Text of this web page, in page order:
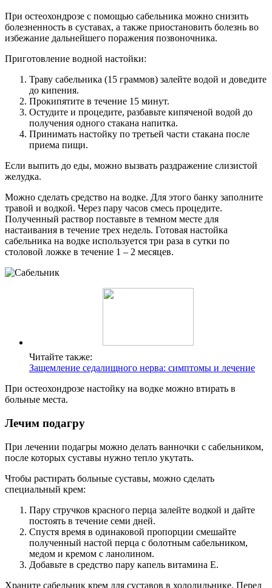
При остеохондрозе с помощью сабельника можно снизить
болезненность в суставах, а также приостановить болезнь во
избежание дальнейшего поражения позвоночника.
Приготовление водной настойки:
Траву сабельника (15 граммов) залейте водой и доведите
до кипения.
Прокипятите в течение 15 минут.
Остудите и процедите, разбавьте кипяченой водой до
получения одного стакана напитка.
Принимать настойку по третьей части стакана после
приема пищи.
Если выпить до еды, можно вызвать раздражение слизистой
желудка.
Можно сделать средство на водке. Для этого банку заполните
травой и водкой. Через пару часов смесь процедите.
Полученный раствор поставьте в темном месте для
настаивания в течение трех недель. Готовая настойка
сабельника на водке используется три раза в сутки по
столовой ложке в течение 1 – 2 месяцев.
Читайте также:
Защемление седалищного нерва: симптомы и лечение
При остеохондрозе настойку на водке можно втирать в
больные места.
Лечим подагру
При лечении подагры можно делать ванночки с сабельником,
после которых суставы нужно тепло укутать.
Чтобы растирать больные суставы, можно сделать
специальный крем:
Пару стручков красного перца залейте водкой и дайте
постоять в течение семи дней.
Спустя время в одинаковой пропорции смешайте
полученный настой перца с болотным сабельником,
медом и кремом с ланолином.
Добавьте в средство пару капель витамина Е.
Храните сабельник крем для суставов в холодильнике. Перед